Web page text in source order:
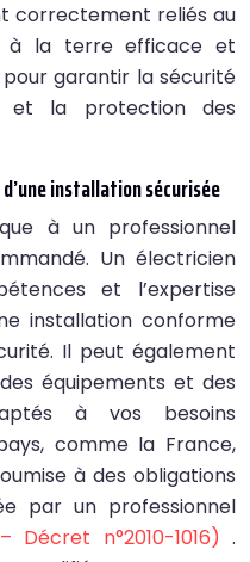
correctement reliés au
à la terre efficace et
garantir la sécurité
et la protection des
installation sécurisée
à un professionnel
Un électricien
et l’expertise
installation conforme
Il peut également
équipements et des
à vos besoins
comme la France,
à des obligations
par un professionnel
Décret n°2010-1016).